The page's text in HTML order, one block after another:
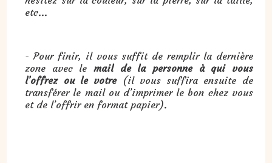
etc...
- Pour finir, il vous suffit de remplir la dernière
zone avec lemail de la personne à qui vous
l’offrez ou le votre(il vous suffira ensuite de
transférer le mail ou d’imprimer le bon chez vous
et de l’offrir en format papier).